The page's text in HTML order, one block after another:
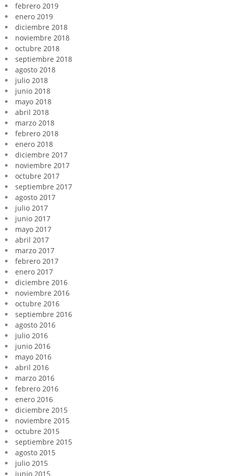
febrero 2019
enero 2019
diciembre 2018
noviembre 2018
octubre 2018
septiembre 2018
agosto 2018
julio 2018
junio 2018
mayo 2018
abril 2018
marzo 2018
febrero 2018
enero 2018
diciembre 2017
noviembre 2017
octubre 2017
septiembre 2017
agosto 2017
julio 2017
junio 2017
mayo 2017
abril 2017
marzo 2017
febrero 2017
enero 2017
diciembre 2016
noviembre 2016
octubre 2016
septiembre 2016
agosto 2016
julio 2016
junio 2016
mayo 2016
abril 2016
marzo 2016
febrero 2016
enero 2016
diciembre 2015
noviembre 2015
octubre 2015
septiembre 2015
agosto 2015
julio 2015
junio 2015